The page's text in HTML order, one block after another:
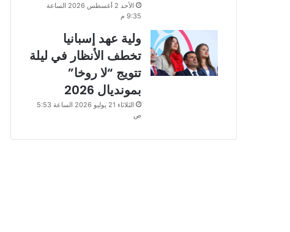
الأحد 2 أغسطس 2026 الساعة
9:35 م
ولية عهد إسبانيا
تخطف الأنظار في ليلة
تتويج “لا روخا”
بمونديال 2026
الثلاثاء 21 يوليو 2026 الساعة 5:53
ص